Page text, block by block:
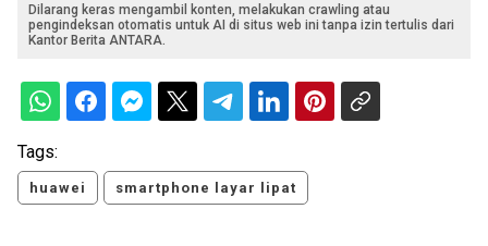
Dilarang keras mengambil konten, melakukan crawling atau
pengindeksan otomatis untuk AI di situs web ini tanpa izin tertulis dari
Kantor Berita ANTARA.
Tags:
huawei smartphone layar lipat